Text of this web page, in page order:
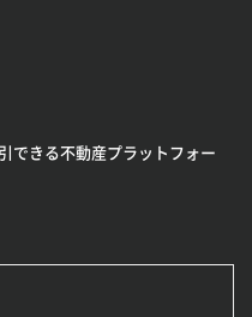
できる不動産プラットフォー